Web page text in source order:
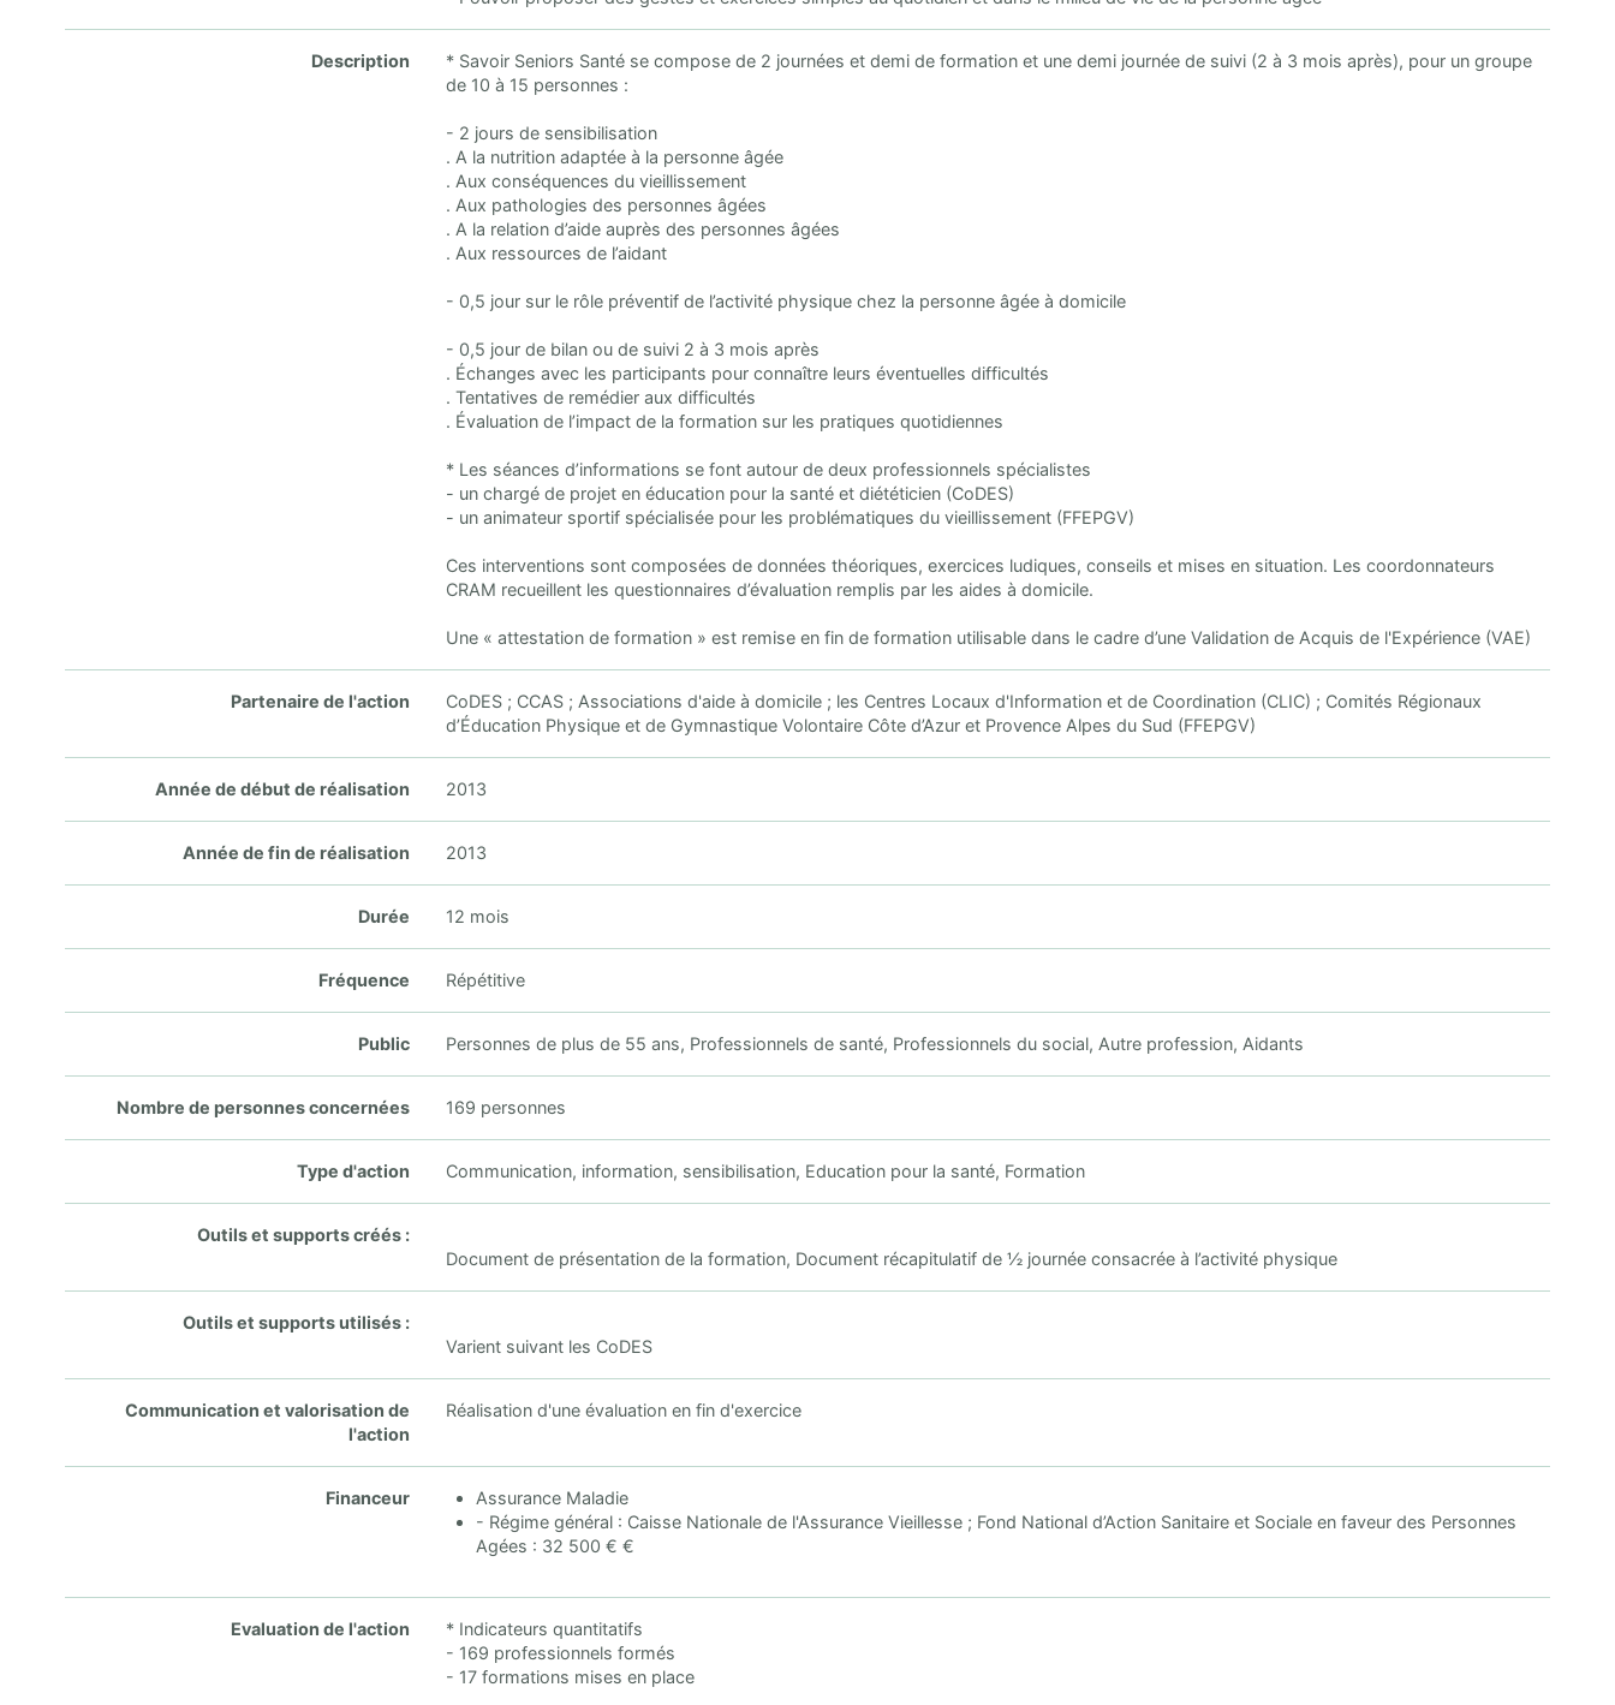
Description
* Savoir Seniors Santé se compose de 2 journées et demi de formation et une demi journée de suivi (2 à 3 mois après), pour un groupe
de 10 à 15 personnes :
- 2 jours de sensibilisation
. A la nutrition adaptée à la personne âgée
. Aux conséquences du vieillissement
. Aux pathologies des personnes âgées
. A la relation d’aide auprès des personnes âgées
. Aux ressources de l’aidant
- 0,5 jour sur le rôle préventif de l’activité physique chez la personne âgée à domicile
- 0,5 jour de bilan ou de suivi 2 à 3 mois après
. Échanges avec les participants pour connaître leurs éventuelles difficultés
. Tentatives de remédier aux difficultés
. Évaluation de l’impact de la formation sur les pratiques quotidiennes
* Les séances d’informations se font autour de deux professionnels spécialistes
- un chargé de projet en éducation pour la santé et diététicien (CoDES)
- un animateur sportif spécialisée pour les problématiques du vieillissement (FFEPGV)
Ces interventions sont composées de données théoriques, exercices ludiques, conseils et mises en situation. Les coordonnateurs
CRAM recueillent les questionnaires d’évaluation remplis par les aides à domicile.
Une « attestation de formation » est remise en fin de formation utilisable dans le cadre d’une Validation de Acquis de l'Expérience (VAE)
Partenaire de l'action
CoDES ; CCAS ; Associations d'aide à domicile ; les Centres Locaux d'Information et de Coordination (CLIC) ; Comités Régionaux
d’Éducation Physique et de Gymnastique Volontaire Côte d’Azur et Provence Alpes du Sud (FFEPGV)
Année de début de réalisation 2013
Année de fin de réalisation 2013
Durée 12 mois
Fréquence Répétitive
Public Personnes de plus de 55 ans, Professionnels de santé, Professionnels du social, Autre profession, Aidants
Nombre de personnes concernées 169 personnes
Type d'action Communication, information, sensibilisation, Education pour la santé, Formation
Outils et supports créés :
Document de présentation de la formation, Document récapitulatif de ½ journée consacrée à l’activité physique
Outils et supports utilisés :
Varient suivant les CoDES
Communication et valorisation de
l'action
Réalisation d'une évaluation en fin d'exercice
Financeur
Assurance Maladie
- Régime général : Caisse Nationale de l'Assurance Vieillesse ; Fond National d’Action Sanitaire et Sociale en faveur des Personnes
Agées : 32 500 € €
Evaluation de l'action
* Indicateurs quantitatifs
- 169 professionnels formés
- 17 formations mises en place